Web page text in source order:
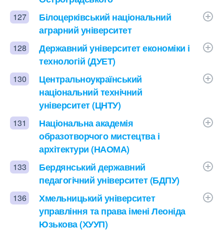
127
Білоцерківський національний
аграрний університет
128
Державний університет економіки і
технологій (ДУЕТ)
130
Центральноукраїнський
національний технічний
університет (ЦНТУ)
131
Національна академія
образотворчого мистецтва і
архітектури (НАОМА)
133
Бердянський державний
педагогічний університет (БДПУ)
136
Хмельницький університет
управління та права імені Леоніда
Юзькова (ХУУП)